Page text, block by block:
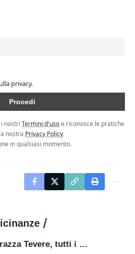
privacy.
nostri Termini d'usoe riconosce le pratiche
nostra Privacy Policy.
in qualsiasi momento.
Terrazza Tevere, tutti i concerti dal 3 al 9 agosto